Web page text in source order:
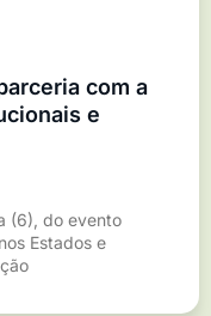
com a
e
(6), do evento
Estados e